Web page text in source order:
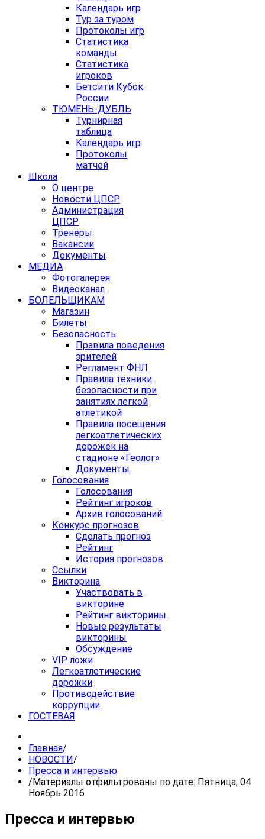
Календарь игр
Тур за туром
Протоколы игр
Статистика
команды
Статистика
игроков
Бетсити Кубок
России
ТЮМЕНЬ-ДУБЛЬ
Турнирная
таблица
Календарь игр
Протоколы
матчей
Школа
О центре
Новости ЦПСР
Администрация
ЦПСР
Тренеры
Вакансии
Документы
МЕДИА
Фотогалерея
Видеоканал
БОЛЕЛЬЩИКАМ
Магазин
Билеты
Безопасность
Правила поведения
зрителей
Регламент ФНЛ
Правила техники
безопасности при
занятиях легкой
атлетикой
Правила посещения
легкоатлетических
дорожек на
стадионе «Геолог»
Документы
Голосования
Голосования
Рейтинг игроков
Архив голосований
Конкурс прогнозов
Сделать прогноз
Рейтинг
История прогнозов
Ссылки
Викторина
Участвовать в
викторине
Рейтинг викторины
Новые результаты
викторины
Обсуждение
VIP ложи
Легкоатлетические
дорожки
Противодействие
коррупции
ГОСТЕВАЯ
Главная/
НОВОСТИ/
Пресса и интервью
/ Материалы отфильтрованы по дате: Пятница, 04
Ноябрь 2016
Пресса и интервью